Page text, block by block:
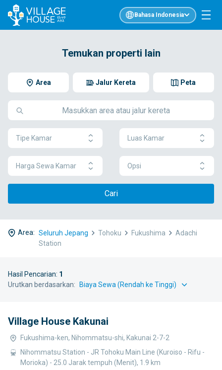
Bahasa Indonesia
Temukan properti lain
Area Peta
Jalur Kereta
Tipe Kamar Luas Kamar
Harga Sewa Kamar Opsi
Cari
Area: Seluruh Jepang Tohoku Fukushima
Adachi
Station
Hasil Pencarian: 1
Urutkan berdasarkan:
Village House Kakunai
Fukushima-ken, Nihommatsu-shi, Kakunai 2-7-2
Nihommatsu Station - JR Tohoku Main Line (Kuroiso - Rifu -
Morioka) - 25.0 Jarak tempuh (Menit), 1.9 km